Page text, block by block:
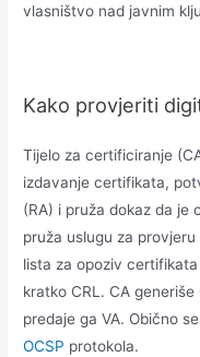
vlasništvo nad javnim
Kako provjeriti
Tijelo za certificiranje
izdavanje certifikata,
(RA) i pruža dokaz da je
pruža uslugu za
lista za opoziv certifikata
kratko CRL. CA
predaje ga VA. Obično
OCSP protokola.